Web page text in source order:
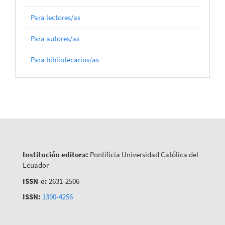
Para lectores/as
Para autores/as
Para bibliotecarios/as
Institución editora: Pontificia Universidad Católica del
Ecuador
ISSN-e: 2631-2506
ISSN: 1390-4256